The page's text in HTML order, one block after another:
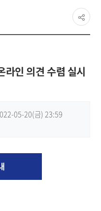
페이지
공유
share
인 의견 수렴 실시
05-20(금) 23:59